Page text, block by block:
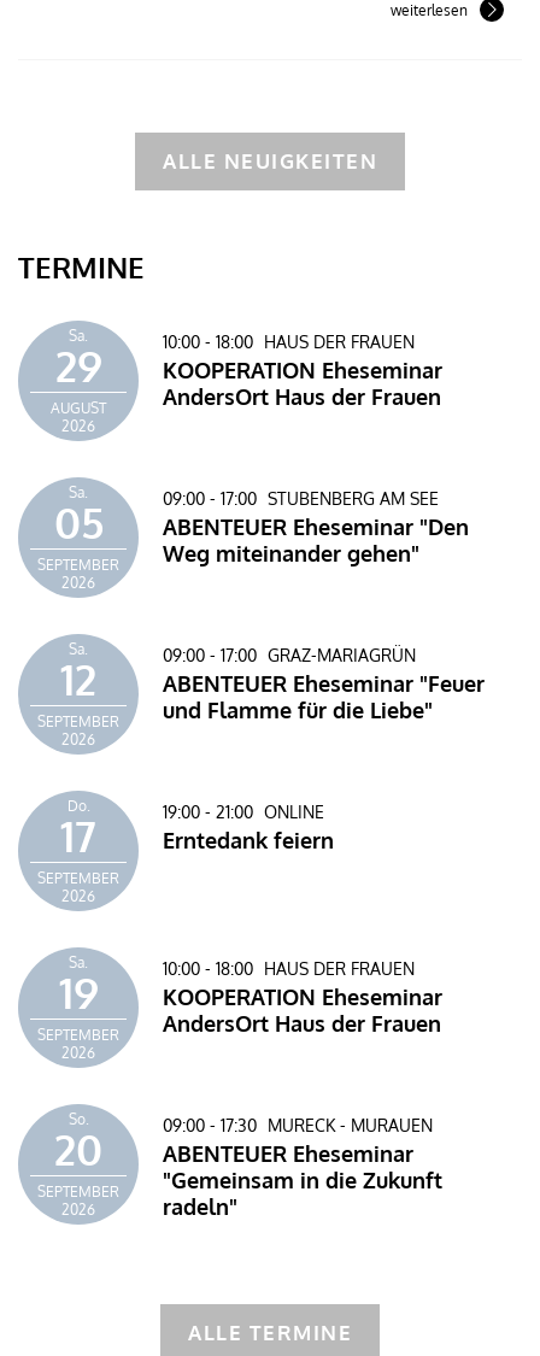
weiterlesen
ALLE NEUIGKEITEN
TERMINE
Sa.
29
AUGUST
2026
10:00 - 18:00 HAUS DER FRAUEN
KOOPERATION Eheseminar
AndersOrt Haus der Frauen
Sa.
05
SEPTEMBER
2026
09:00 - 17:00 STUBENBERG AM SEE
ABENTEUER Eheseminar "Den
Weg miteinander gehen"
Sa.
12
SEPTEMBER
2026
09:00 - 17:00 GRAZ-MARIAGRÜN
ABENTEUER Eheseminar "Feuer
und Flamme für die Liebe"
Do.
17
SEPTEMBER
2026
19:00 - 21:00 ONLINE
Erntedank feiern
Sa.
19
SEPTEMBER
2026
10:00 - 18:00 HAUS DER FRAUEN
KOOPERATION Eheseminar
AndersOrt Haus der Frauen
So.
20
SEPTEMBER
2026
09:00 - 17:30 MURECK - MURAUEN
ABENTEUER Eheseminar
"Gemeinsam in die Zukunft
radeln"
ALLE TERMINE